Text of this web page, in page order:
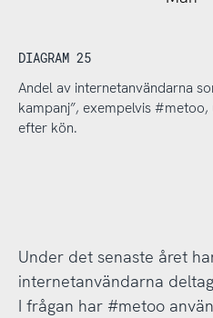
DIAGRAM 25
Andel av internetanvändarna
kampanj”, exempelvis
efter kön.
Under det senaste året
internetanvändarna
I frågan har #metoo